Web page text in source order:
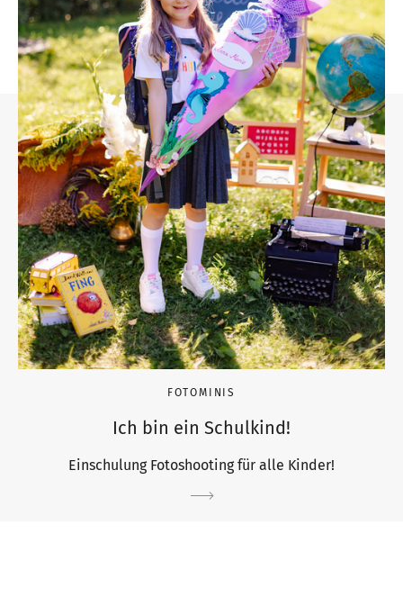
FOTOMINIS
Ich bin ein Schulkind!
Einschulung Fotoshooting für alle Kinder!